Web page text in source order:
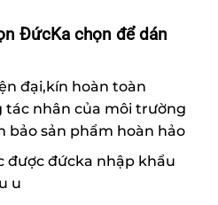
ĐứcKa chọn để dán
đại,kín hoàn toàn
nhân của môi trường
bảo sản phẩm hoàn hảo
được đứcka nhập khẩu
u